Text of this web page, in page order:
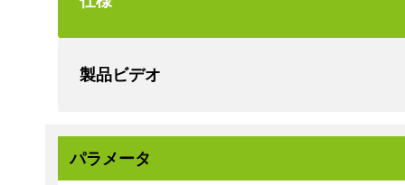
製品ビデオ
パラメータ